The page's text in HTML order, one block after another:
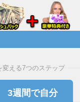
キャッシ
で激安で購入できま
える7つのステップ
3週間で自分